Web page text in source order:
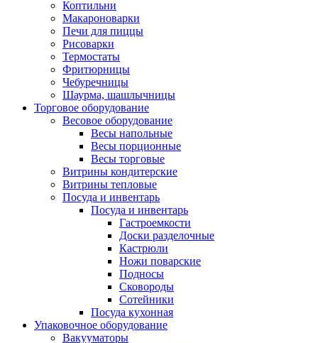
Коптильни
Макароноварки
Печи для пиццы
Рисоварки
Термостаты
Фритюрницы
Чебуречницы
Шаурма, шашлычницы
Торговое оборудование
Весовое оборудование
Весы напольные
Весы порционные
Весы торговые
Витрины кондитерские
Витрины тепловые
Посуда и инвентарь
Посуда и инвентарь
Гастроемкости
Доски разделочные
Кастрюли
Ножи поварские
Подносы
Сковороды
Сотейники
Посуда кухонная
Упаковочное оборудование
Вакууматоры